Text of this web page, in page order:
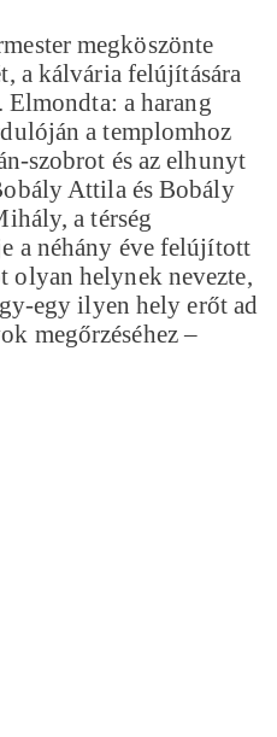
megköszönte
a kálvária felújítására
Elmondta: a harang
a templomhoz
szobrot és az elhunyt
Attila és Bobály
a térség
a néhány éve felújított
olyan helynek nevezte,
egy ilyen hely erőt ad
megőrzéséhez –